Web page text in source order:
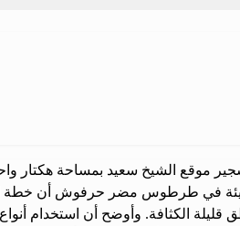
موقع الشيخ سعيد بمساحة هكتار
قليلة الكثافة. وأوضح أن استخدام